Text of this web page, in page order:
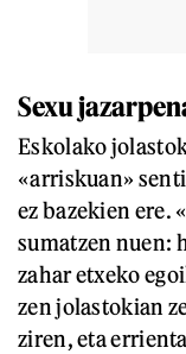
Sexu
Eskolako
«arriskuan»
ez bazekien ere.
sumatzen nuen:
zahar etxeko
zen jolastokian
ziren, eta